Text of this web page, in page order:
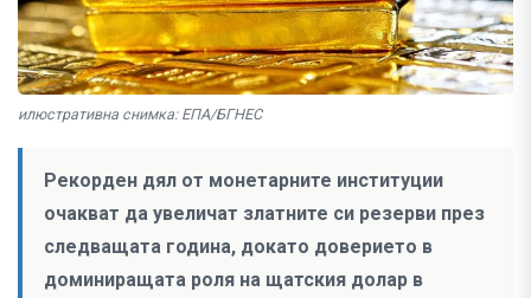
илюстративна снимка: ЕПА/БГНЕС
Рекорден дял от монетарните институции
очакват да увеличат златните си резерви през
следващата година, докато доверието в
доминиращата роля на щатския долар в